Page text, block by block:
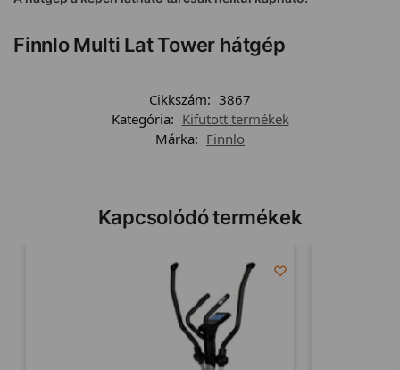
Finnlo Multi Lat Tower hátgép
Cikkszám: 3867
Kategória: Kifutott termékek
Márka: Finnlo
Kapcsolódó termékek